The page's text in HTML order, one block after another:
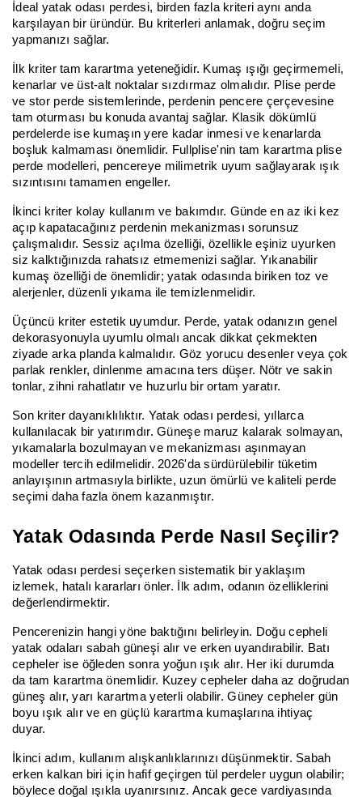
İdeal yatak odası perdesi, birden fazla kriteri aynı anda
karşılayan bir üründür. Bu kriterleri anlamak, doğru seçim
yapmanızı sağlar.
İlk kriter tam karartma yeteneğidir. Kumaş ışığı geçirmemeli,
kenarlar ve üst-alt noktalar sızdırmaz olmalıdır. Plise perde
ve stor perde sistemlerinde, perdenin pencere çerçevesine
tam oturması bu konuda avantaj sağlar. Klasik dökümlü
perdelerde ise kumaşın yere kadar inmesi ve kenarlarda
boşluk kalmaması önemlidir. Fullplise'nin tam karartma plise
perde modelleri, pencereye milimetrik uyum sağlayarak ışık
sızıntısını tamamen engeller.
İkinci kriter kolay kullanım ve bakımdır. Günde en az iki kez
açıp kapatacağınız perdenin mekanizması sorunsuz
çalışmalıdır. Sessiz açılma özelliği, özellikle eşiniz uyurken
siz kalktığınızda rahatsız etmemenizi sağlar. Yıkanabilir
kumaş özelliği de önemlidir; yatak odasında biriken toz ve
alerjenler, düzenli yıkama ile temizlenmelidir.
Üçüncü kriter estetik uyumdur. Perde, yatak odanızın genel
dekorasyonuyla uyumlu olmalı ancak dikkat çekmekten
ziyade arka planda kalmalıdır. Göz yorucu desenler veya çok
parlak renkler, dinlenme amacına ters düşer. Nötr ve sakin
tonlar, zihni rahatlatır ve huzurlu bir ortam yaratır.
Son kriter dayanıklılıktır. Yatak odası perdesi, yıllarca
kullanılacak bir yatırımdır. Güneşe maruz kalarak solmayan,
yıkamalarla bozulmayan ve mekanizması aşınmayan
modeller tercih edilmelidir. 2026'da sürdürülebilir tüketim
anlayışının artmasıyla birlikte, uzun ömürlü ve kaliteli perde
seçimi daha fazla önem kazanmıştır.
Yatak Odasında Perde Nasıl Seçilir?
Yatak odası perdesi seçerken sistematik bir yaklaşım
izlemek, hatalı kararları önler. İlk adım, odanın özelliklerini
değerlendirmektir.
Pencerenizin hangi yöne baktığını belirleyin. Doğu cepheli
yatak odaları sabah güneşi alır ve erken uyandırabilir. Batı
cepheler ise öğleden sonra yoğun ışık alır. Her iki durumda
da tam karartma önemlidir. Kuzey cepheler daha az doğrudan
güneş alır, yarı karartma yeterli olabilir. Güney cepheler gün
boyu ışık alır ve en güçlü karartma kumaşlarına ihtiyaç
duyar.
İkinci adım, kullanım alışkanlıklarınızı düşünmektir. Sabah
erken kalkan biri için hafif geçirgen tül perdeler uygun olabilir;
böylece doğal ışıkla uyanırsınız. Ancak gece vardiyasında